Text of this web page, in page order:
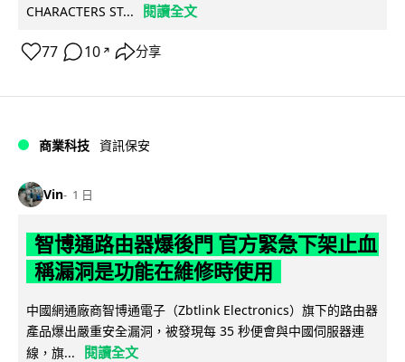
CHARACTERS ST...
閱讀全文
77 10 ↗ 分享
商業科技 資訊保安
Vin 1 日
智博通路由器爆後門 官方緊急下架止血
稱漏洞是功能在維修時使用
中國網通廠商智博通電子（Zbtlink Electronics）旗下的路由器
產品爆出嚴重安全漏洞，被發現每 35 秒便會與中國伺服器連
線，旗...
閱讀全文